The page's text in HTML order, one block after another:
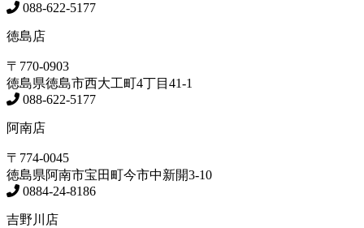
088-622-5177
徳島店
〒770-0903
徳島県徳島市西大工町4丁目41-1
088-622-5177
阿南店
〒774-0045
徳島県阿南市宝田町今市中新開3-10
0884-24-8186
吉野川店